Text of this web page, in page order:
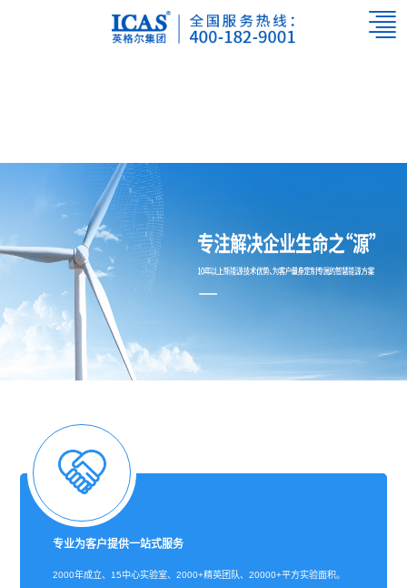
专业为客户提供一站式服务
2000年成立、15中心实验室、2000+精英团队、20000+平方实验面积。